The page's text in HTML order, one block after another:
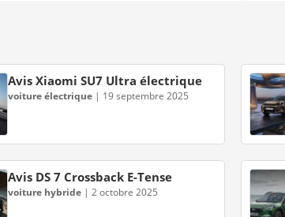
Avis Xiaomi SU7 Ultra électrique
voiture électrique| 19 septembre 2025
Avis DS 7 Crossback E-Tense
voiture hybride| 2 octobre 2025